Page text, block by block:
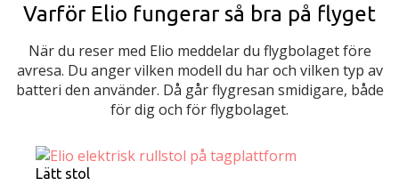
Varför Elio fungerar så bra på flyget
När du reser med Elio meddelar du flygbolaget före
avresa. Du anger vilken modell du har och vilken typ av
batteri den använder. Då går flygresan smidigare, både
för dig och för flygbolaget.
Lätt stol